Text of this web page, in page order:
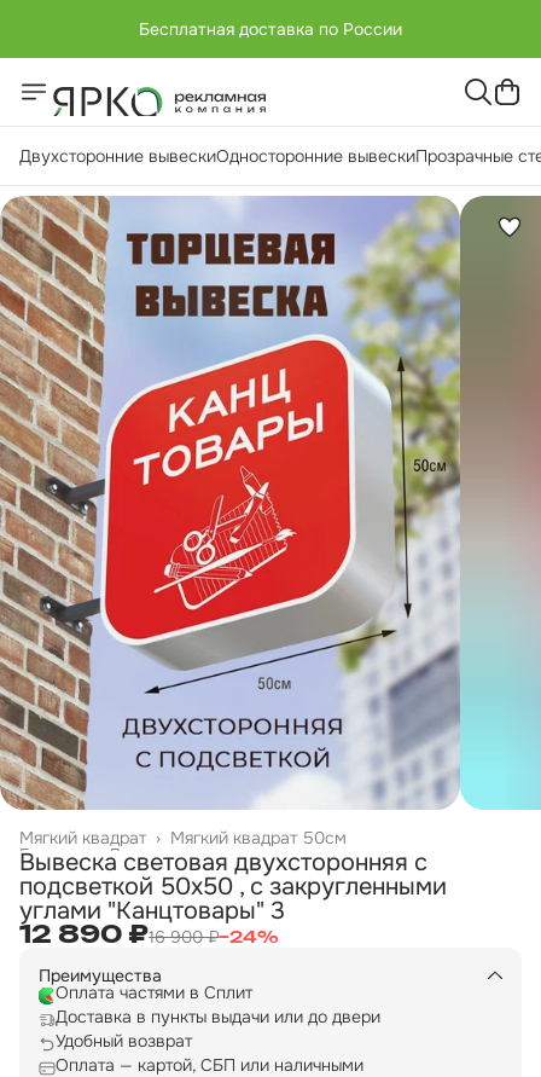
Бесплатная доставка по России
Бесплатная доставка по России
Двухсторонние вывескиОдносторонние вывескиПрозрачные
Мягкий квадрат 50см
Мягкий квадрат ›
Двухсторонние вывески ›
Главная ›
Вывеска световая двухсторонняя с
подсветкой 50х50 , с закругленными
углами "Канцтовары" 3
12 890 ₽16 900 ₽−24%
Преимущества
Оплата частями в Сплит
Доставка в пункты выдачи или до двери
Удобный возврат
Оплата — картой, СБП или наличными